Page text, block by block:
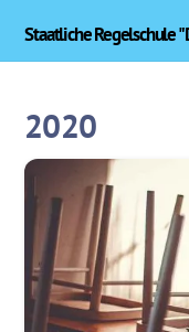
Staatliche Regelschule
2020